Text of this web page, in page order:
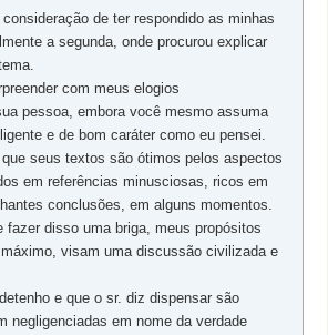
de ter respondido as minhas
a segunda, onde procurou explicar
com meus elogios
pessoa, embora você mesmo assuma
e de bom caráter como eu pensei.
seus textos são ótimos pelos aspectos
em referências minusciosas, ricos em
conclusões, em alguns momentos.
fazer disso uma briga, meus propósitos
visam uma discussão civilizada e
e que o sr. diz dispensar são
negligenciadas em nome da verdade